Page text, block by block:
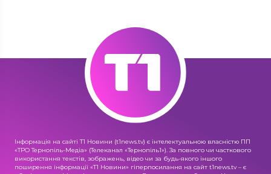
Інформація на сайті Т1 Новини (t1news.tv) є інтелектуальною власністю ПП
«ТРО Тернопіль-Медіа» (Телеканал «Тернопіль1»). За повного чи часткового
використання текстів, зображень, відео чи за будь-якого іншого
поширення інформації «Т1 Новини» гіперпосилання на сайт t1news.tv – є